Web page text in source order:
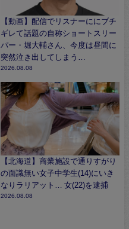
【動画】配信でリスナーににブチ
ギレて話題の自称ショートスリー
パー・堀大輔さん、今度は昼間に
突然泣き出してしまう…
2026.08.08
【北海道】商業施設で通りすがり
の面識無い女子中学生(14)にいき
なりラリアット… 女(22)を逮捕
2026.08.08